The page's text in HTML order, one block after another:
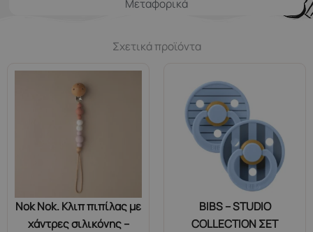
Μεταφορικά
Σχετικά προϊόντα
Nok Nok. Κλιπ πιπίλας με
χάντρες σιλικόνης –
BIBS – STUDIO
COLLECTION ΣΕΤ